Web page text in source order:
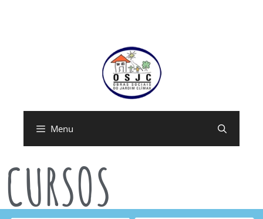
Menu
CURSOS